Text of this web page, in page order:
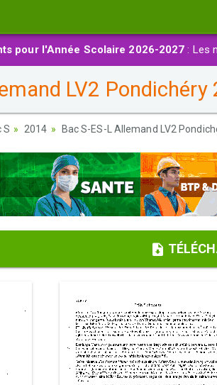
pour l'Année Scolaire 2026-2027 : Les
LV2
S 2014 Bac S-ES-L Allemand LV2